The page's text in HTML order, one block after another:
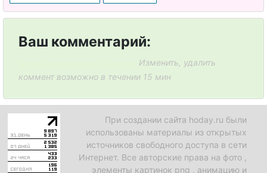
Ваш комментарий:
Изменить, удалить
коммент возможно в течении 15 мин
При создании сайта hoday.ru были
использованы материалы из открытых
источников свободного доступа в сети
Интернет. Все авторские права на фото ,
элементы картинок png , анимацию и